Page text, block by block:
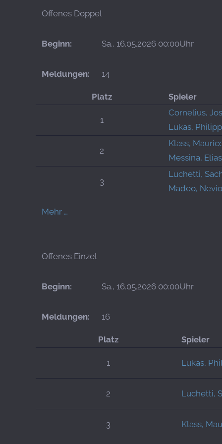
Offenes Doppel
Beginn: Sa., 16.05.2026 00:00Uhr
Meldungen: 14
Platz Spieler
1
Cornelius,
Lukas, Philipp
2
Klass,
Messina, Elias
3
Luchetti,
Madeo, Nevio
Mehr …
Offenes Einzel
Beginn: Sa., 16.05.2026 00:00Uhr
Meldungen: 16
Platz Spieler
1 Lukas,
2 Luchetti,
3 Klass,